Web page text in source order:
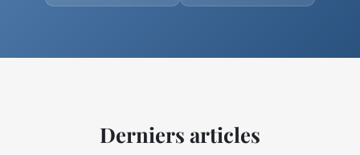
Derniers articles